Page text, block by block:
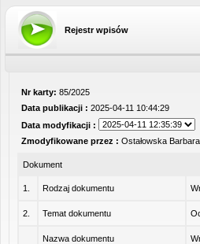
Rejestr wpisów
Nr karty: 85/2025
Data publikacji : 2025-04-11 10:44:29
Data modyfikacji :
Zmodyfikowane przez : Ostałowska Barbara
Dokument
1. Rodzaj dokumentu
2. Temat dokumentu
Nazwa dokumentu